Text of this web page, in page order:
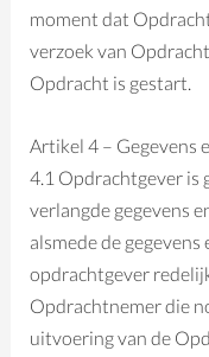
moment dat
verzoek van
Opdracht is gestart.
Artikel 4 – Gegevens
4.1 Opdrachtgever is
verlangde gegevens
alsmede de
opdrachtgever
Opdrachtnemer die
uitvoering van de